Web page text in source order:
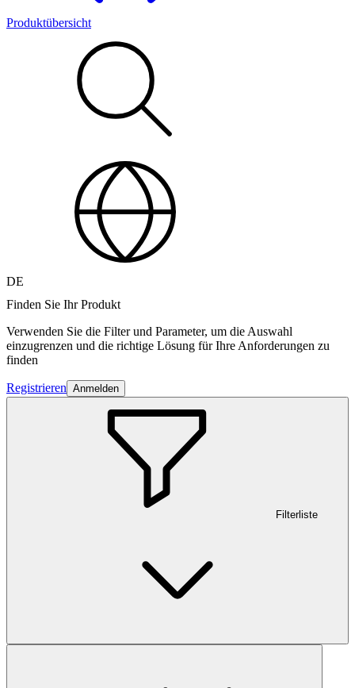
Produktübersicht
DE
Finden Sie Ihr Produkt
Verwenden Sie die Filter und Parameter, um die Auswahl
einzugrenzen und die richtige Lösung für Ihre Anforderungen zu
finden
Registrieren Anmelden
Filterliste